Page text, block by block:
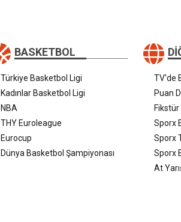
BASKETBOL
Türkiye Basketbol Ligi
Kadınlar Basketbol Ligi
NBA
THY Euroleague
Eurocup
Dünya Basketbol Şampiyonası
TV'de
Puan
Fikstür
Sporx
Sporx
Sporx
At